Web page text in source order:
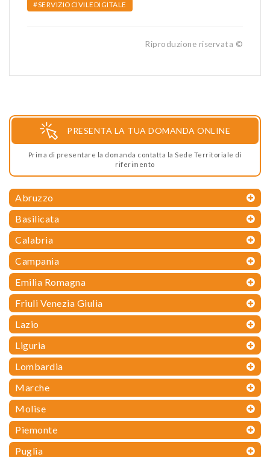
#SERVIZIOCIVILEDIGITALE
Riproduzione riservata ©
PRESENTA LA TUA DOMANDA ONLINE
Prima di presentare la domanda contatta la Sede Territoriale di
riferimento
Abruzzo
Basilicata
Calabria
Campania
Emilia Romagna
Friuli Venezia Giulia
Lazio
Liguria
Lombardia
Marche
Molise
Piemonte
Puglia